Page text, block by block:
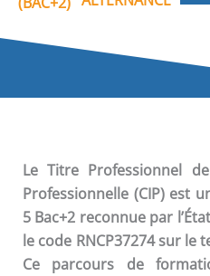
Le Titre Professionnel
Professionnelle (CIP) est
5 Bac+2 reconnue par
le code RNCP37274 sur le
Ce parcours de